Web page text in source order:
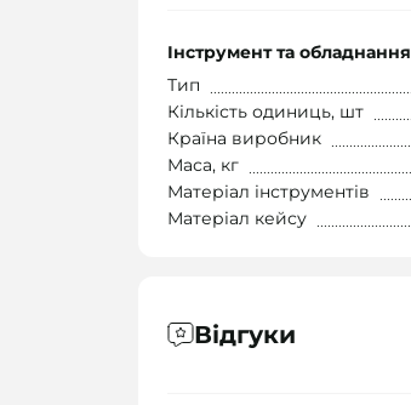
Інструмент та обладнання
Тип
Кількість одиниць, шт
Країна виробник
Маса, кг
Матеріал інструментів
Матеріал кейсу
Відгуки